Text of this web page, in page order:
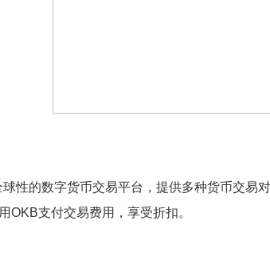
性的数字货币交易平台，提供多种货币交易
OKB支付交易费用，享受折扣。